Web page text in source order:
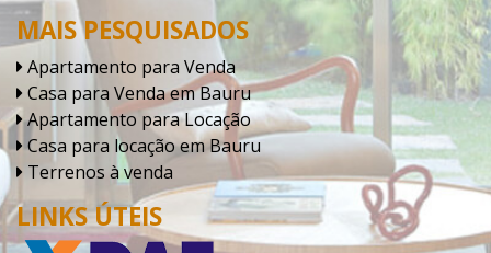
MAIS PESQUISADOS
Apartamento para Venda
Casa para Venda em Bauru
Apartamento para Locação
Casa para locação em Bauru
Terrenos à venda
LINKS ÚTEIS